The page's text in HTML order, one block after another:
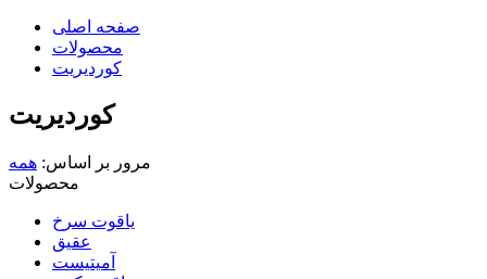
صفحه اصلی
محصولات
کوردیریت
کوردیریت
مرور بر اساس: همه
محصولات
یاقوت سرخ
عقیق
آمیتیست